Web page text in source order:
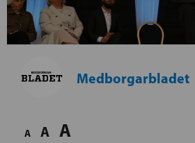
Medborgarbladet
A A A